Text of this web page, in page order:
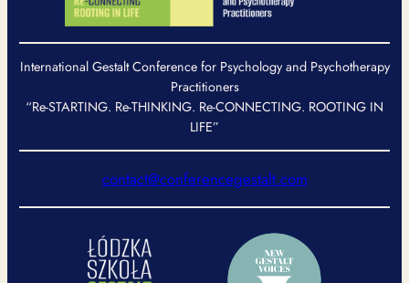
International Gestalt Conference for Psychology and Psychotherapy
Practitioners
“Re-STARTING. Re-THINKING. Re-CONNECTING. ROOTING IN
LIFE”
contact@conferencegestalt.com